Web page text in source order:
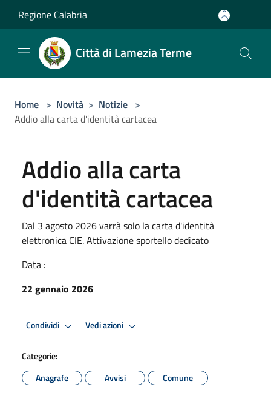
Regione Calabria
Città di Lamezia Terme
Home > Novità > Notizie >
Addio alla carta d'identità cartacea
Addio alla carta
d'identità cartacea
Dal 3 agosto 2026 varrà solo la carta d'identità
elettronica CIE. Attivazione sportello dedicato
Data :
22 gennaio 2026
Condividi Vedi azioni
Categorie:
Anagrafe
Avvisi Comune